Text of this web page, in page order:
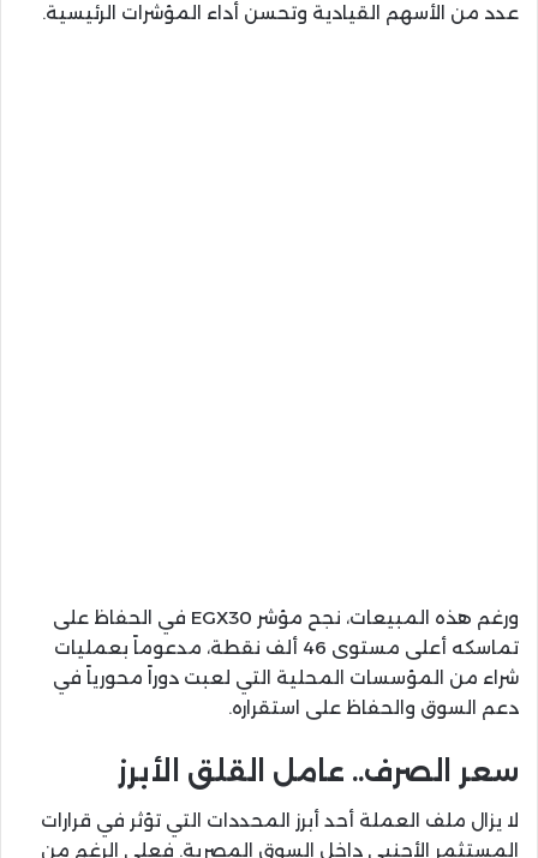
عدد من الأسهم القيادية وتحسن أداء المؤشرات الرئيسية.
ورغم هذه المبيعات، نجح مؤشر EGX30 في الحفاظ على
تماسكه أعلى مستوى 46 ألف نقطة، مدعوماً بعمليات
شراء من المؤسسات المحلية التي لعبت دوراً محورياً في
دعم السوق والحفاظ على استقراره.
سعر الصرف.. عامل القلق الأبرز
لا يزال ملف العملة أحد أبرز المحددات التي تؤثر في قرارات
المستثمر الأجنبي داخل السوق المصرية. فعلى الرغم من